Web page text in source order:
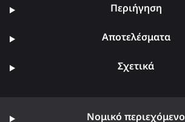
Περιήγηση
Αποτελέσματα
Σχετικά
Νομικό περιεχόμενο